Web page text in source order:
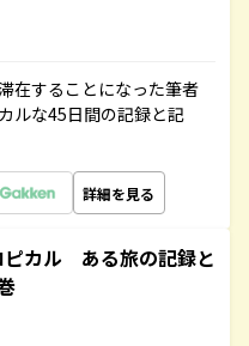
在することになった筆者
ルな45日間の記録と記
詳細を見る
ピカル ある旅の記録と